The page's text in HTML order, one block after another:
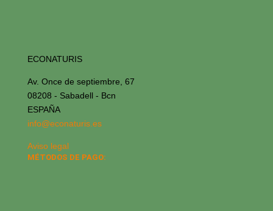
ECONATURIS
Av. Once de septiembre, 67
08208 - Sabadell - Bcn
ESPAÑA
info@econaturis.es
Aviso legal
MÉTODOS DE PAGO: